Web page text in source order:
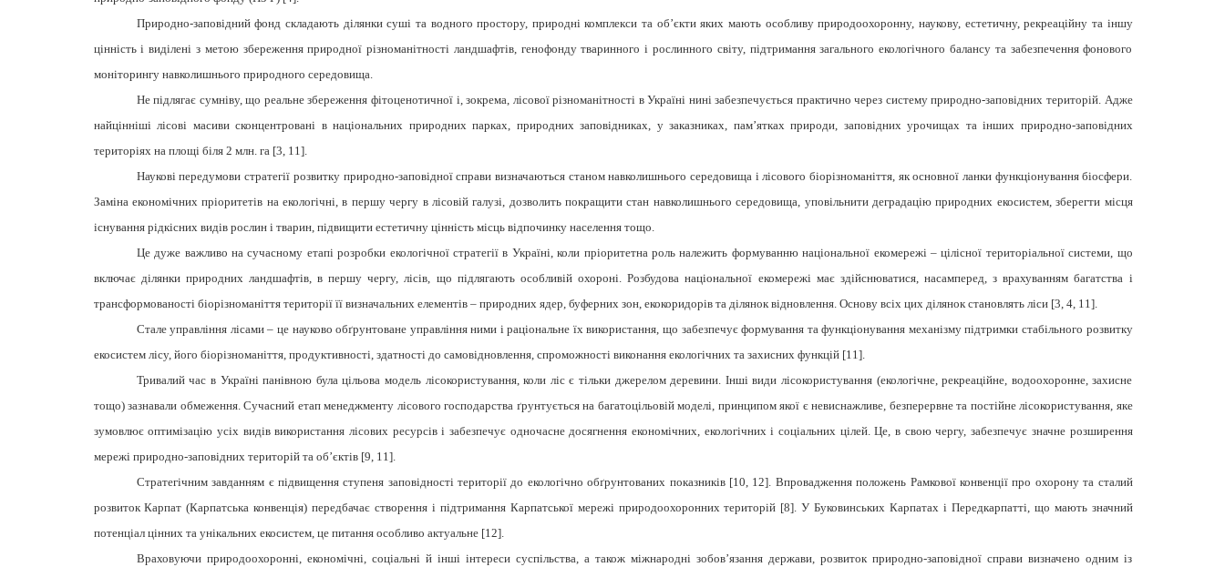
Природно-заповідний фонд складають ділянки суші та водного простору, природні комплекси та об’єкти яких мають особливу природоохоронну, наукову, естетичну, рекреаційну та іншу
цінність і виділені з метою збереження природної різноманітності ландшафтів, генофонду тваринного і рослинного світу, підтримання загального екологічного балансу та забезпечення фонового
моніторингу навколишнього природного середовища.
Не підлягає сумніву, що реальне збереження фітоценотичної і, зокрема, лісової різноманітності в Україні нині забезпечується практично через систему природно-заповідних територій. Адже
найцінніші лісові масиви сконцентровані в національних природних парках, природних заповідниках, у заказниках, пам’ятках природи, заповідних урочищах та інших природно-заповідних
територіях на площі біля 2 млн. га [3, 11].
Наукові передумови стратегії розвитку природно-заповідної справи визначаються станом навколишнього середовища і лісового біорізноманіття, як основної ланки функціонування біосфери.
Заміна економічних пріоритетів на екологічні, в першу чергу в лісовій галузі, дозволить покращити стан навколишнього середовища, уповільнити деградацію природних екосистем, зберегти місця
існування рідкісних видів рослин і тварин, підвищити естетичну цінність місць відпочинку населення тощо.
Це дуже важливо на сучасному етапі розробки екологічної стратегії в Україні, коли пріоритетна роль належить формуванню національної екомережі – цілісної територіальної системи, що
включає ділянки природних ландшафтів, в першу чергу, лісів, що підлягають особливій охороні. Розбудова національної екомережі має здійснюватися, насамперед, з врахуванням багатства і
трансформованості біорізноманіття території її визначальних елементів – природних ядер, буферних зон, екокоридорів та ділянок відновлення. Основу всіх цих ділянок становлять ліси [3, 4, 11].
Стале управління лісами – це науково обґрунтоване управління ними і раціональне їх використання, що забезпечує формування та функціонування механізму підтримки стабільного розвитку
екосистем лісу, його біорізноманіття, продуктивності, здатності до самовідновлення, спроможності виконання екологічних та захисних функцій [11].
Тривалий час в Україні панівною була цільова модель лісокористування, коли ліс є тільки джерелом деревини. Інші види лісокористування (екологічне, рекреаційне, водоохоронне, захисне
тощо) зазнавали обмеження. Сучасний етап менеджменту лісового господарства ґрунтується на багатоцільовій моделі, принципом якої є невиснажливе, безперервне та постійне лісокористування, яке
зумовлює оптимізацію усіх видів використання лісових ресурсів і забезпечує одночасне досягнення економічних, екологічних і соціальних цілей. Це, в свою чергу, забезпечує значне розширення
мережі природно-заповідних територій та об’єктів [9, 11].
Стратегічним завданням є підвищення ступеня заповідності території до екологічно обґрунтованих показників [10, 12]. Впровадження положень Рамкової конвенції про охорону та сталий
розвиток Карпат (Карпатська конвенція) передбачає створення і підтримання Карпатської мережі природоохоронних територій [8]. У Буковинських Карпатах і Передкарпатті, що мають значний
потенціал цінних та унікальних екосистем, це питання особливо актуальне [12].
Враховуючи природоохоронні, економічні, соціальні й інші інтереси суспільства, а також міжнародні зобов’язання держави, розвиток природно-заповідної справи визначено одним із